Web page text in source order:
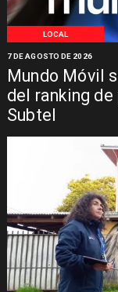
LOCAL
Mundo Móvil
del ranking
Subtel
7 DE AGOSTO DE 2026